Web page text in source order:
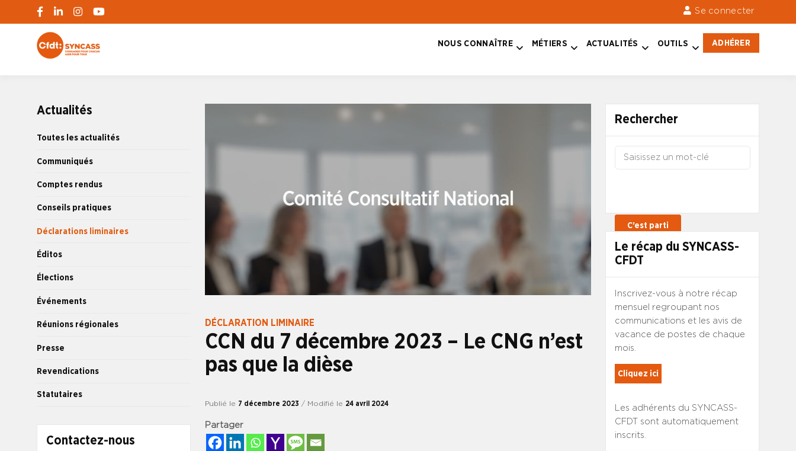
Se connecter
NOUS CONNAÎTRE MÉTIERS ACTUALITÉS OUTILS ADHÉRER
Actualités
Toutes les actualités
Communiqués
Comptes rendus
Conseils pratiques
Déclarations liminaires
Éditos
Élections
Événements
Réunions régionales
Presse
Revendications
Statutaires
Contactez-nous
DÉCLARATION LIMINAIRE
CCN du 7 décembre 2023 – Le CNG n’est
pas que la dièse
Publié le 7 décembre 2023 / Modifié le 24 avril 2024
Partager
Rechercher
Le récap du SYNCASS-
CFDT
Inscrivez-vous à notre récap
mensuel regroupant nos
communications et les avis de
vacance de postes de chaque
mois.
Cliquez ici
Les adhérents du SYNCASS-
CFDT sont automatiquement
inscrits.